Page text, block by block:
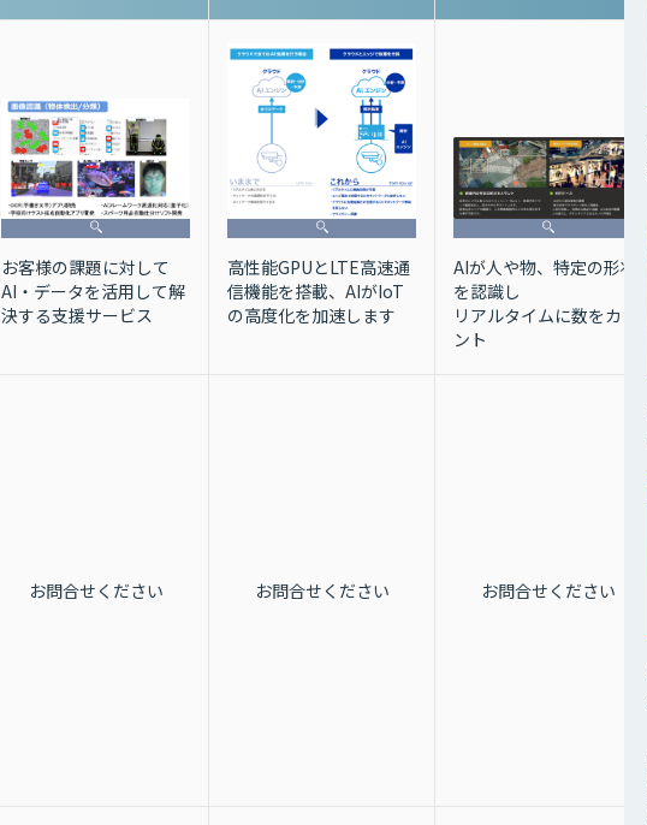
お客様の課題に対して
AI・データを活用して解
決する支援サービス
高性能GPUとLTE高速通
信機能を搭載、AIがIoT
の高度化を加速します
AIが人や物、特定の形状
を認識し
リアルタイムに数をカウ
ント
お問合せください お問合せください お問合せください